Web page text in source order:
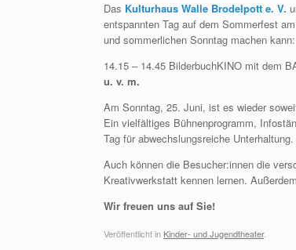
Das Kulturhaus Walle Brodelpott e. V.
entspannten Tag auf dem Sommerfest
und sommerlichen Sonntag machen kann:
14.15 – 14.45 BilderbuchKINO mit dem
u. v. m.
Am Sonntag, 25. Juni, ist es wieder
Ein vielfältiges Bühnenprogramm,
Tag für abwechslungsreiche
Auch können die Besucher:innen die
Kreativwerkstatt kennen lernen.
Wir freuen uns auf Sie!
Veröffentlicht in Kinder- und Jugendtheater.